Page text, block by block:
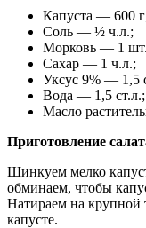
Капуста — 600
Соль — ½ ч.л.;
Морковь — 1
Сахар — 1 ч.л.;
Уксус 9% — 1,5
Вода — 1,5 ст.л.;
Масло
Приготовление
Шинкуем мелко
обминаем, чтобы
Натираем на крупной
капусте.